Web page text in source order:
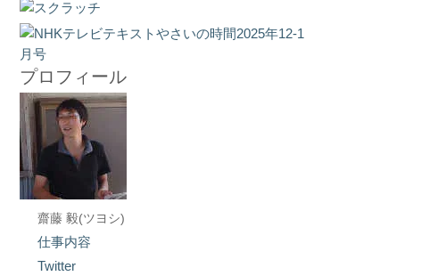
プロフィール
齋藤 毅(ツヨシ)
仕事内容
Twitter